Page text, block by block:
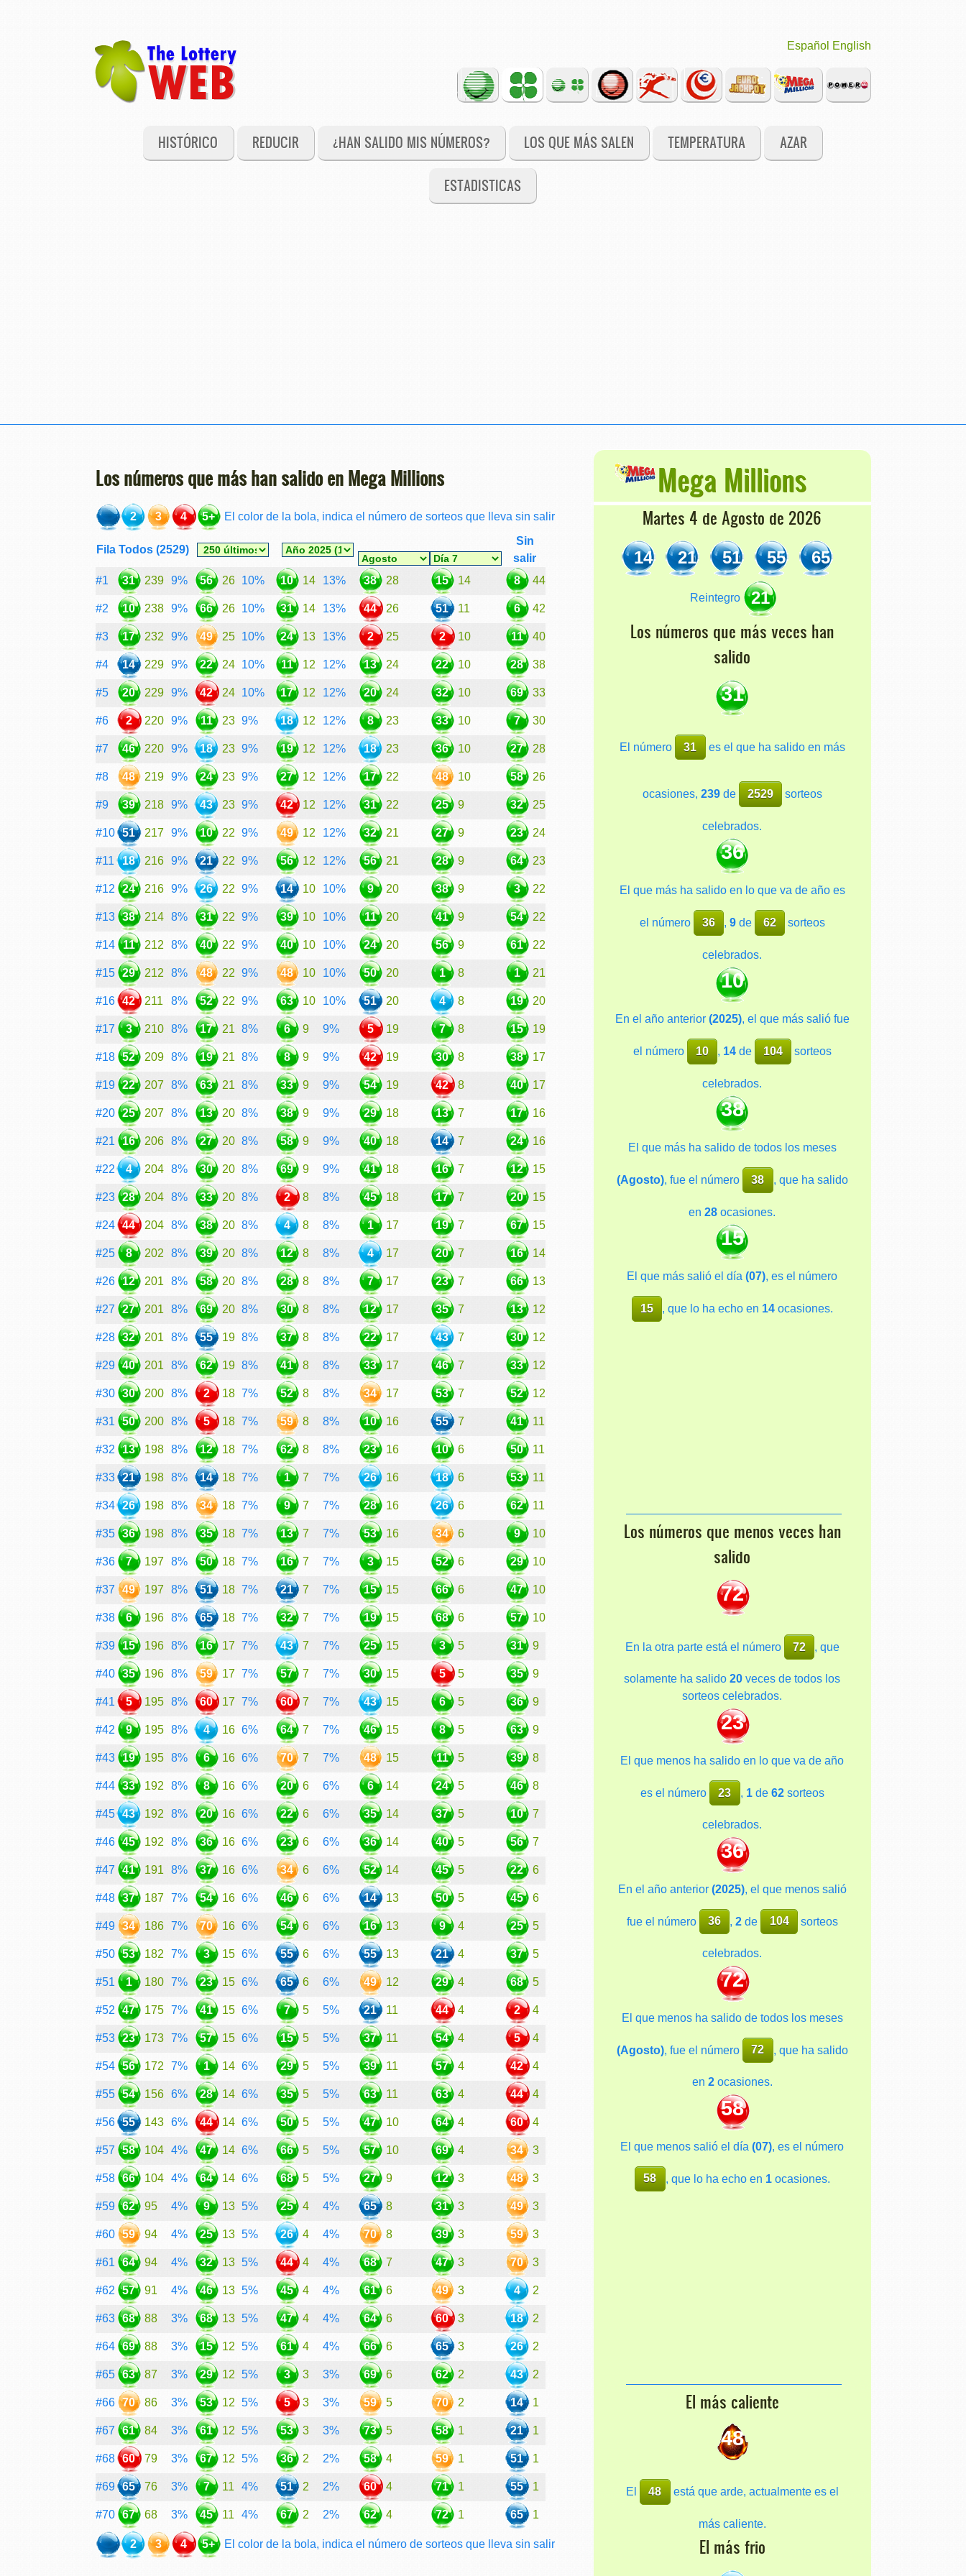
Español English
HISTÓRICO REDUCIR ¿HAN SALIDO MIS NÚMEROS? LOS QUE MÁS SALEN TEMPERATURA AZAR
ESTADISTICAS
Los números que más han salido en Mega Millions
2 3 4 5+ El color de la bola, indica el número de sorteos que lleva sin salir
Fila Todos (2529)
Sin
salir
#1
31 239 9% 56 26 10% 10 14 13% 38 28 15 14 8 44
#2 10 238 9% 66 26 10% 31 14 13% 44 26 51 11 6 42
#3 17 232 9% 49 25 10% 24 13 13% 2 25 2 10 11 40
#4 14 229 9% 22 24 10% 11 12 12% 13 24 22 10 28 38
#5 20 229 9% 42 24 10% 17 12 12% 20 24 32 10 69 33
#6 2 220 9% 11 23 9% 18 12 12% 8 23 33 10 7 30
#7 46 220 9% 18 23 9% 19 12 12% 18 23 36 10 27 28
#8 48 219 9% 24 23 9% 27 12 12% 17 22 48 10 58 26
#9 39 218 9% 43 23 9% 42 12 12% 31 22 25 9 32 25
#10 51 217 9% 10 22 9% 49 12 12% 32 21 27 9 23 24
#11 18 216 9% 21 22 9% 56 12 12% 56 21 28 9 64 23
#12 24 216 9% 26 22 9% 14 10 10% 9 20 38 9 3 22
#13 38 214 8% 31 22 9% 39 10 10% 11 20 41 9 54 22
#14 11 212 8% 40 22 9% 40 10 10% 24 20 56 9 61 22
#15 29 212 8% 48 22 9% 48 10 10% 50 20 1 8 1 21
#16 42 211 8% 52 22 9% 63 10 10% 51 20 4 8 19 20
#17 3 210 8% 17 21 8% 6 9 9% 5 19 7 8 15 19
#18 52 209 8% 19 21 8% 8 9 9% 42 19 30 8 38 17
#19 22 207 8% 63 21 8% 33 9 9% 54 19 42 8 40 17
#20 25 207 8% 13 20 8% 38 9 9% 29 18 13 7 17 16
#21 16 206 8% 27 20 8% 58 9 9% 40 18 14 7 24 16
#22 4 204 8% 30 20 8% 69 9 9% 41 18 16 7 12 15
#23 28 204 8% 33 20 8% 2 8 8% 45 18 17 7 20 15
#24 44 204 8% 38 20 8% 4 8 8% 1 17 19 7 67 15
#25 8 202 8% 39 20 8% 12 8 8% 4 17 20 7 16 14
#26 12 201 8% 58 20 8% 28 8 8% 7 17 23 7 66 13
#27 27 201 8% 69 20 8% 30 8 8% 12 17 35 7 13 12
#28 32 201 8% 55 19 8% 37 8 8% 22 17 43 7 30 12
#29 40 201 8% 62 19 8% 41 8 8% 33 17 46 7 33 12
#30 30 200 8% 2 18 7% 52 8 8% 34 17 53 7 52 12
#31 50 200 8% 5 18 7% 59 8 8% 10 16 55 7 41 11
#32 13 198 8% 12 18 7% 62 8 8% 23 16 10 6 50 11
#33 21 198 8% 14 18 7% 1 7 7% 26 16 18 6 53 11
#34 26 198 8% 34 18 7% 9 7 7% 28 16 26 6 62 11
#35 36 198 8% 35 18 7% 13 7 7% 53 16 34 6 9 10
#36 7 197 8% 50 18 7% 16 7 7% 3 15 52 6 29 10
#37 49 197 8% 51 18 7% 21 7 7% 15 15 66 6 47 10
#38 6 196 8% 65 18 7% 32 7 7% 19 15 68 6 57 10
#39 15 196 8% 16 17 7% 43 7 7% 25 15 3 5 31 9
#40 35 196 8% 59 17 7% 57 7 7% 30 15 5 5 35 9
#41 5 195 8% 60 17 7% 60 7 7% 43 15 6 5 36 9
#42 9 195 8% 4 16 6% 64 7 7% 46 15 8 5 63 9
#43 19 195 8% 6 16 6% 70 7 7% 48 15 11 5 39 8
#44 33 192 8% 8 16 6% 20 6 6% 6 14 24 5 46 8
#45 43 192 8% 20 16 6% 22 6 6% 35 14 37 5 10 7
#46 45 192 8% 36 16 6% 23 6 6% 36 14 40 5 56 7
#47 41 191 8% 37 16 6% 34 6 6% 52 14 45 5 22 6
#48 37 187 7% 54 16 6% 46 6 6% 14 13 50 5 45 6
#49 34 186 7% 70 16 6% 54 6 6% 16 13 9 4 25 5
#50 53 182 7% 3 15 6% 55 6 6% 55 13 21 4 37 5
#51 1 180 7% 23 15 6% 65 6 6% 49 12 29 4 68 5
#52 47 175 7% 41 15 6% 7 5 5% 21 11 44 4 2 4
#53 23 173 7% 57 15 6% 15 5 5% 37 11 54 4 5 4
#54 56 172 7% 1 14 6% 29 5 5% 39 11 57 4 42 4
#55 54 156 6% 28 14 6% 35 5 5% 63 11 63 4 44 4
#56 55 143 6% 44 14 6% 50 5 5% 47 10 64 4 60 4
#57 58 104 4% 47 14 6% 66 5 5% 57 10 69 4 34 3
#58 66 104 4% 64 14 6% 68 5 5% 27 9 12 3 48 3
#59 62 95 4% 9 13 5% 25 4 4% 65 8 31 3 49 3
#60 59 94 4% 25 13 5% 26 4 4% 70 8 39 3 59 3
#61 64 94 4% 32 13 5% 44 4 4% 68 7 47 3 70 3
#62 57 91 4% 46 13 5% 45 4 4% 61 6 49 3 4 2
#63 68 88 3% 68 13 5% 47 4 4% 64 6 60 3 18 2
#64 69 88 3% 15 12 5% 61 4 4% 66 6 65 3 26 2
#65 63 87 3% 29 12 5% 3 3 3% 69 6 62 2 43 2
#66 70 86 3% 53 12 5% 5 3 3% 59 5 70 2 14 1
#67 61 84 3% 61 12 5% 53 3 3% 73 5 58 1 21 1
#68 60 79 3% 67 12 5% 36 2 2% 58 4 59 1 51 1
#69 65 76 3% 7 11 4% 51 2 2% 60 4 71 1 55 1
#70 67 68 3% 45 11 4% 67 2 2% 62 4 72 1 65 1
2 3 4 5+ El color de la bola, indica el número de sorteos que lleva sin salir
Mega Millions
Martes 4 de Agosto de 2026
14 21 51 55 65
Reintegro 21
Los números que más veces han
salido
31
El número 31 es el que ha salido en más
ocasiones, 239de 2529 sorteos
celebrados.
36
El que más ha salido en lo que va de año es
el número 36 , 9de 62 sorteos
celebrados.
10
En el año anterior (2025), el que más salió fue
el número 10 , 14de 104 sorteos
celebrados.
38
El que más ha salido de todos los meses
(Agosto), fue el número 38 , que ha salido
en28 ocasiones.
15
El que más salió el día(07), es el número
15 , que lo ha echo en 14 ocasiones.
Los números que menos veces han
salido
72
En la otra parte está el número 72 , que
solamente ha salido20 veces de todos los
sorteos celebrados.
23
El que menos ha salido en lo que va de año
es el número 23 , 1de 62sorteos
celebrados.
36
En el año anterior (2025), el que menos salió
fue el número 36 ,2 de 104 sorteos
celebrados.
72
El que menos ha salido de todos los meses
(Agosto), fue el número 72 , que ha salido
en 2ocasiones.
58
El que menos salió el día(07), es el número
58 , que lo ha echo en 1ocasiones.
El más caliente
48
El 48 está que arde, actualmente es el
más caliente.
El más frio